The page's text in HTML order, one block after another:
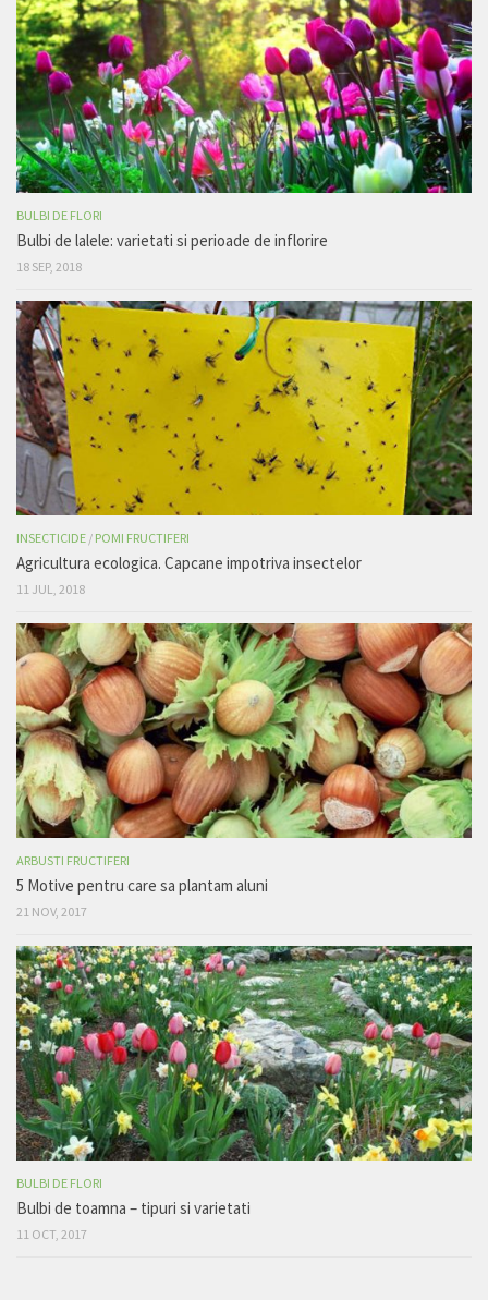
BULBI DE FLORI
Bulbi de lalele: varietati si perioade de inflorire
18 SEP, 2018
INSECTICIDE / POMI FRUCTIFERI
Agricultura ecologica. Capcane impotriva insectelor
11 JUL, 2018
ARBUSTI FRUCTIFERI
5 Motive pentru care sa plantam aluni
21 NOV, 2017
BULBI DE FLORI
Bulbi de toamna – tipuri si varietati
11 OCT, 2017